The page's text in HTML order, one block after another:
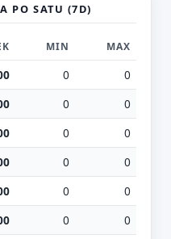
PO SATU (7D)
MIN MAX
0
0
0
0
0
0
0
0
0
0
0
0